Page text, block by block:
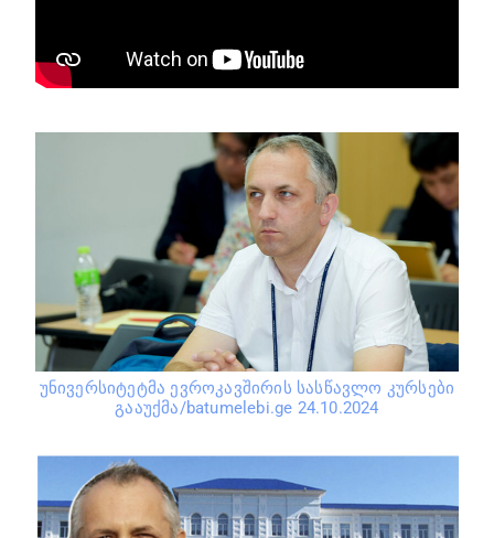
უნივერსიტეტმა ევროკავშირის სასწავლო კურსები
გააუქმა/batumelebi.ge 24.10.2024